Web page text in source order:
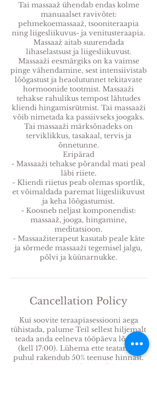
Tai massaaž ühendab endas kolme
manuaalset ravivõtet:
pehmekoemassaaž, tsooniteraapia
ning liigesliikuvus- ja venitusteraapia.
Massaaž aitab suurendada
lihaselastsust ja liigesliikuvust.
Massaaži eesmärgiks on ka vaimse
pinge vähendamine, sest intensiivistab
lõõgastust ja heaolutunnet tekitavate
hormoonide tootmist. Massaaži
tehakse rahulikus tempost lähtudes
kliendi hingamisrütmist. Tai massaaži
võib nimetada ka passiivseks joogaks.
Tai massaaži märksõnadeks on
terviklikkus, tasakaal, tervis ja
õnnetunne.
Eripärad
- Massaaži tehakse põrandal mati peal
läbi riiete.
- Kliendi riietus peab olemas sportlik,
et võimaldada paremat liigesliikuvust
ja keha lõõgastumist.
- Koosneb neljast komponendist:
massaaž, jooga, hingamine,
meditatsioon.
- Massaažiterapeut kasutab peale käte
ja sõrmede massaaži tegemisel jalgu,
põlvi ja küünarnukke.
Cancellation Policy
Kui soovite teraapiasessiooni aega
tühistada, palume Teil sellest hiljemalt
teada anda eelneva tööpäeva lõpuks
(kell 17:00). Lühema ette teatamise
puhul rakendub 50% teenuse hinnast.
Tühistamisest palun andke teada